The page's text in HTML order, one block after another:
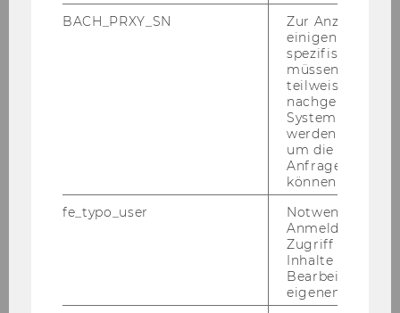
BACH_PRXY_SN
Zur Anzeige von
einigen WU-
spezifischen
müssen
teilweise von
nachgelagerten
System
werden.
um die Antwort
Anfrage
können.
fe_typo_user
Notwendig für
Anmeldung und
Zugriff auf
Inhalte oder zur
Bearbeitung des
eigenen Profils.